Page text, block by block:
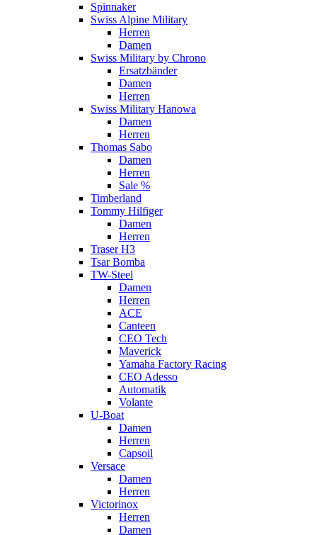
Spinnaker
Swiss Alpine Military
Herren
Damen
Swiss Military by Chrono
Ersatzbänder
Damen
Herren
Swiss Military Hanowa
Damen
Herren
Thomas Sabo
Damen
Herren
Sale %
Timberland
Tommy Hilfiger
Damen
Herren
Traser H3
Tsar Bomba
TW-Steel
Damen
Herren
ACE
Canteen
CEO Tech
Maverick
Yamaha Factory Racing
CEO Adesso
Automatik
Volante
U-Boat
Damen
Herren
Capsoil
Versace
Damen
Herren
Victorinox
Herren
Damen